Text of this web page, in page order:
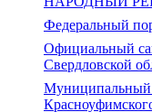
Федеральный
Официальный
Свердловской
Муниципальный